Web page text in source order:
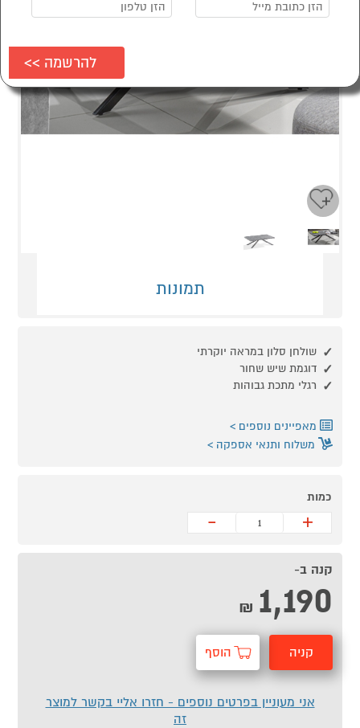
תמונות
שולחן סלון במראה יוקרתי
דוגמת שיש שחור
רגלי מתכת גבוהות
מאפיינים נוספים
משלוח ותנאי אספקה
כמות
+
-
קנה ב-
1,190
₪
קניה הוסף
אני מעוניין בפרטים נוספים - חזרו אליי בקשר למוצר
זה